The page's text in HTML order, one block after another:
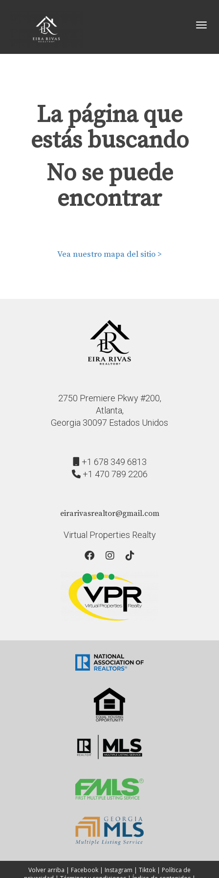
La página que
estás buscando
No se puede
encontrar
Vea nuestro mapa del sitio >
2750 Premiere Pkwy #200,
Atlanta,
Georgia 30097 Estados Unidos
+1 678 349 6813
+1 470 789 2206
eirarivasrealtor@gmail.com
Virtual Properties Realty
Volver arriba | Facebook | Instagram | Tiktok | Política de